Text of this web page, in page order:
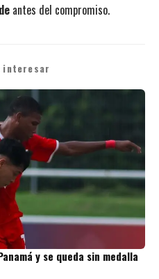
antes del compromiso.
interesar
y se queda sin medalla